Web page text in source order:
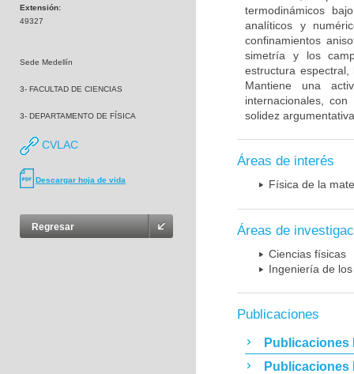
Extensión:
49327
Sede Medellín
3- FACULTAD DE CIENCIAS
3- DEPARTAMENTO DE FÍSICA
CVLAC
Descargar hoja de vida
Regresar
termodinámicos
analíticos y
confinamientos
simetría y los
estructura
Mantiene una
internacionales,
solidez
Áreas de interés
Física de la
Áreas de
Ciencias físicas
Ingeniería de
Publicaciones
Publicaciones
Publicaciones